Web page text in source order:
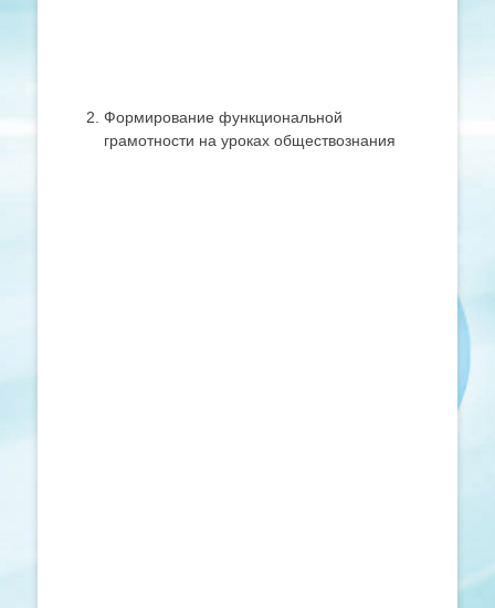
Формирование функциональной
грамотности на уроках обществознания